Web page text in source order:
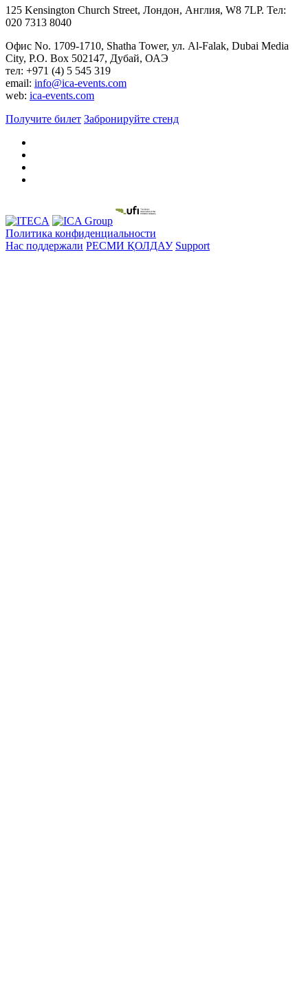
125 Kensington Church Street, Лондон, Англия, W8 7LP. Тел:
020 7313 8040
Офис No. 1709-1710, Shatha Tower, ул. Al-Falak, Dubai Media
City, P.O. Box 502147, Дубай, ОАЭ
тел: +971 (4) 5 545 319
email: info@ica-events.com
web: ica-events.com
Получите билет Забронируйте стенд
Политика конфиденциальности
Нас поддержали РЕСМИ ҚОЛДАУ Support